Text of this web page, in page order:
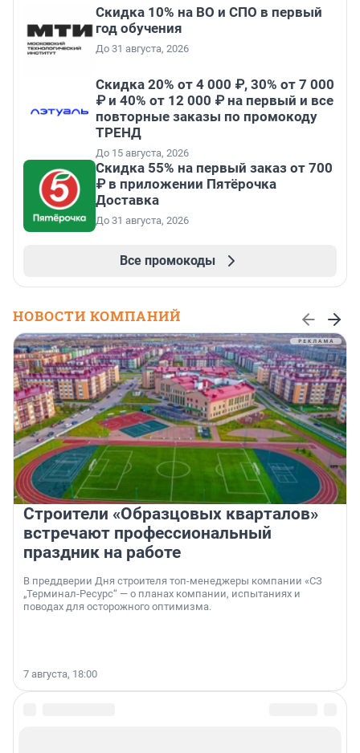
Скидка 10% на ВО и СПО в первый
год обучения
До 31 августа, 2026
Скидка 20% от 4 000 ₽, 30% от 7 000
₽ и 40% от 12 000 ₽ на первый и все
повторные заказы по промокоду
ТРЕНД
До 15 августа, 2026
Скидка 55% на первый заказ от 700
₽ в приложении Пятёрочка
Доставка
До 31 августа, 2026
Все промокоды
НОВОСТИ КОМПАНИЙ
Строители «Образцовых кварталов»
встречают профессиональный
праздник на работе
В преддверии Дня строителя топ-менеджеры компании «СЗ
„Терминал-Ресурс“ — о планах компании, испытаниях и
поводах для осторожного оптимизма.
7 августа, 18:00